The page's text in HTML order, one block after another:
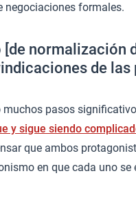
negociaciones formales.
[de normalización
de
muchos pasos
y sigue siendo
que ambos
en que cada uno